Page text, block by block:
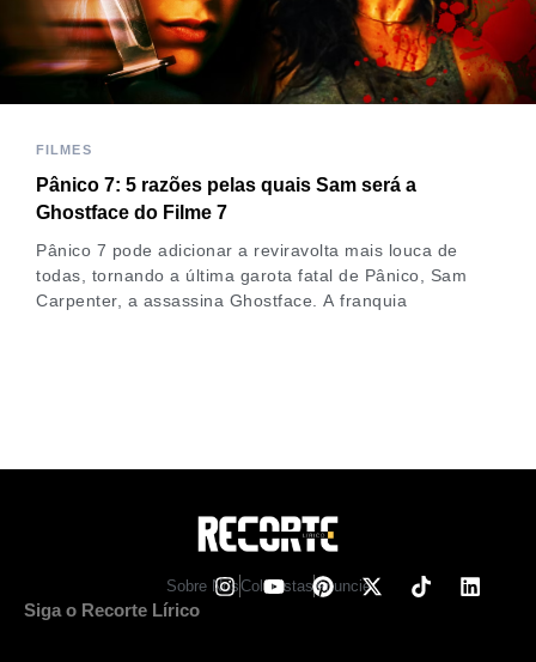
FILMES
Pânico 7: 5 razões pelas quais Sam será a
Ghostface do Filme 7
Pânico 7 pode adicionar a reviravolta mais louca de
todas, tornando a última garota fatal de Pânico, Sam
Carpenter, a assassina Ghostface. A franquia
Sobre NosColunistasAnuncie
Siga o Recorte Lírico